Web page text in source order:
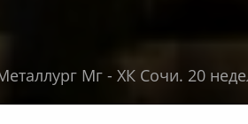
Мг - ХК Сочи. 20